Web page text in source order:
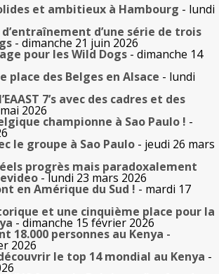
et ambitieux à Hambourg - lundi
d’une série de trois
- dimanche 21 juin 2026
pour les Wild Dogs - dimanche 14
place des Belges en Alsace - lundi
7’s avec des cadres et des
2026
championne à Sao Paulo ! -
le groupe à Sao Paulo - jeudi 26 mars
progrès mais paradoxalement
- lundi 23 mars 2026
en Amérique du Sud ! - mardi 17
et une cinquième place pour la
- dimanche 15 février 2026
18.000 personnes au Kenya -
2026
le top 14 mondial au Kenya -